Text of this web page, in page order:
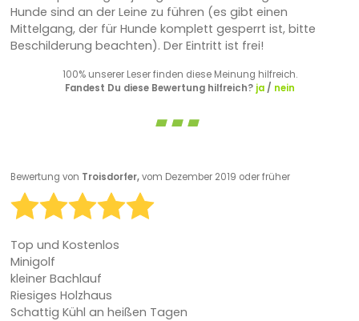
Hunde sind an der Leine zu führen (es gibt einen
Mittelgang, der für Hunde komplett gesperrt ist, bitte
Beschilderung beachten). Der Eintritt ist frei!
100% unserer Leser finden diese Meinung hilfreich.
Fandest Du diese Bewertung hilfreich? ja/ nein
Bewertung von Troisdorfer,vom Dezember 2019 oder früher
Top und Kostenlos
Minigolf
kleiner Bachlauf
Riesiges Holzhaus
Schattig Kühl an heißen Tagen